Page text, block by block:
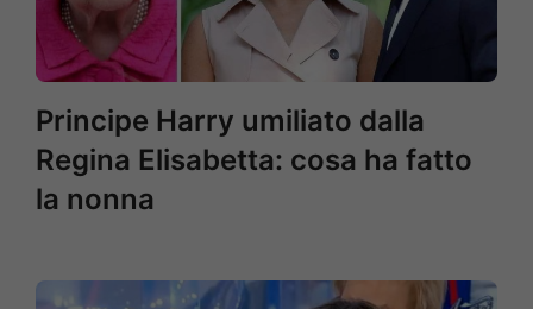
Principe Harry umiliato dalla
Regina Elisabetta: cosa ha fatto
la nonna